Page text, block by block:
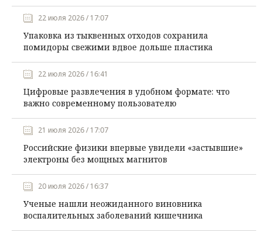
22 июля 2026 / 17:07
Упаковка из тыквенных отходов сохранила
помидоры свежими вдвое дольше пластика
22 июля 2026 / 16:41
Цифровые развлечения в удобном формате: что
важно современному пользователю
21 июля 2026 / 17:07
Российские физики впервые увидели «застывшие»
электроны без мощных магнитов
20 июля 2026 / 16:37
Ученые нашли неожиданного виновника
воспалительных заболеваний кишечника